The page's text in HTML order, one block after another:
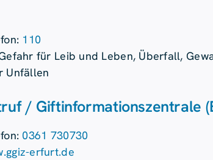
110
für Leib und Leben, Überfall,
Unfällen
/ Gift­­informations­­zentrale
0361 730730
erfurt.de